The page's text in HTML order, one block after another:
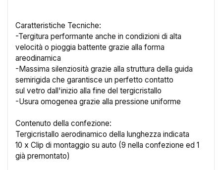
Caratteristiche Tecniche:
-Tergitura performante anche in condizioni di alta
velocità o pioggia battente grazie alla forma
areodinamica
-Massima silenziosità grazie alla struttura della guida
semirigida che garantisce un perfetto contatto
sul vetro dall'inizio alla fine del tergicristallo
-Usura omogenea grazie alla pressione uniforme
Contenuto della confezione:
Tergicristallo aerodinamico della lunghezza indicata
10 x Clip di montaggio su auto (9 nella confezione ed 1
già premontato)
Crea lista dei desideri ×
Nome lista dei desideri
Annulla Crea lista dei desideri